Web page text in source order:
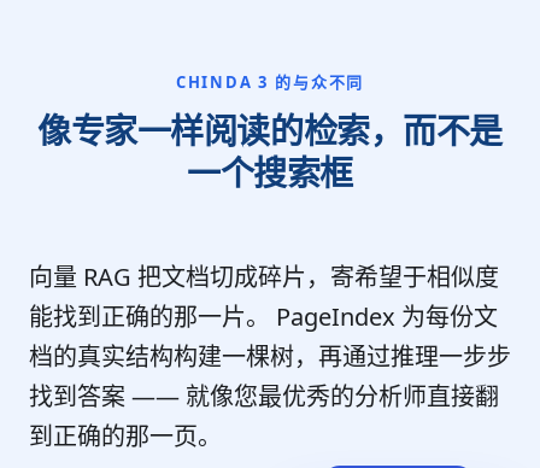
CHINDA 3 的与众不同
像专家一样阅读的检索，而不是
一个搜索框
向量 RAG 把文档切成碎片，寄希望于相似度
能找到正确的那一片。 PageIndex 为每份文
档的真实结构构建一棵树，再通过推理一步步
找到答案 —— 就像您最优秀的分析师直接翻
到正确的那一页。